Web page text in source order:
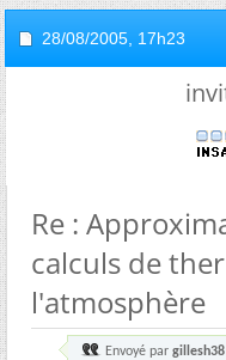
28/08/2005, 17h23
Re :
calculs de
l'atmosphère
Envoyé par gillesh38